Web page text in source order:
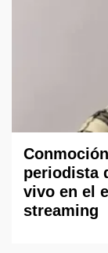
periodista
vivo en el
streaming